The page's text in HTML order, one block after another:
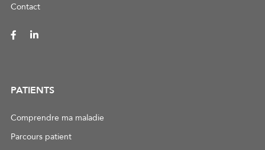
Contact
PATIENTS
Comprendre ma maladie
Parcours patient